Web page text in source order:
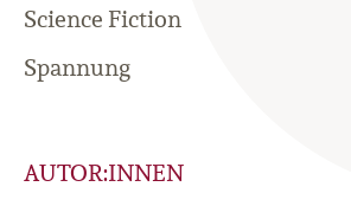
Science Fiction
Spannung
AUTOR:INNEN